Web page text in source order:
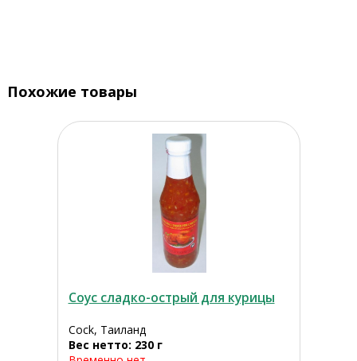
Похожие товары
Соус сладко-острый для курицы
Cock, Таиланд
Вес нетто: 230 г